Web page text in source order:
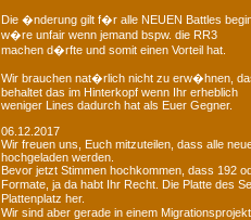
Die �nderung gilt f�r alle NEUEN Battles
w�re unfair wenn jemand bspw. die RR3
machen d�rfte und somit einen Vorteil hat.
Wir brauchen nat�rlich nicht zu erw�hnen,
behaltet das im Hinterkopf wenn Ihr erheblich
weniger Lines dadurch hat als Euer Gegner.
06.12.2017
Wir freuen uns, Euch mitzuteilen, dass alle
hochgeladen werden.
Bevor jetzt Stimmen hochkommen, dass 192
Formate, ja da habt Ihr Recht. Die Platte des
Plattenplatz her.
Wir sind aber gerade in einem